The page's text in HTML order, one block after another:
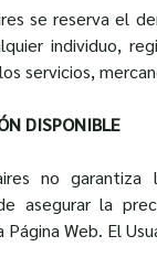
se reserva el
individuo,
servicios,
DISPONIBLE
no
asegurar la
Página Web. El